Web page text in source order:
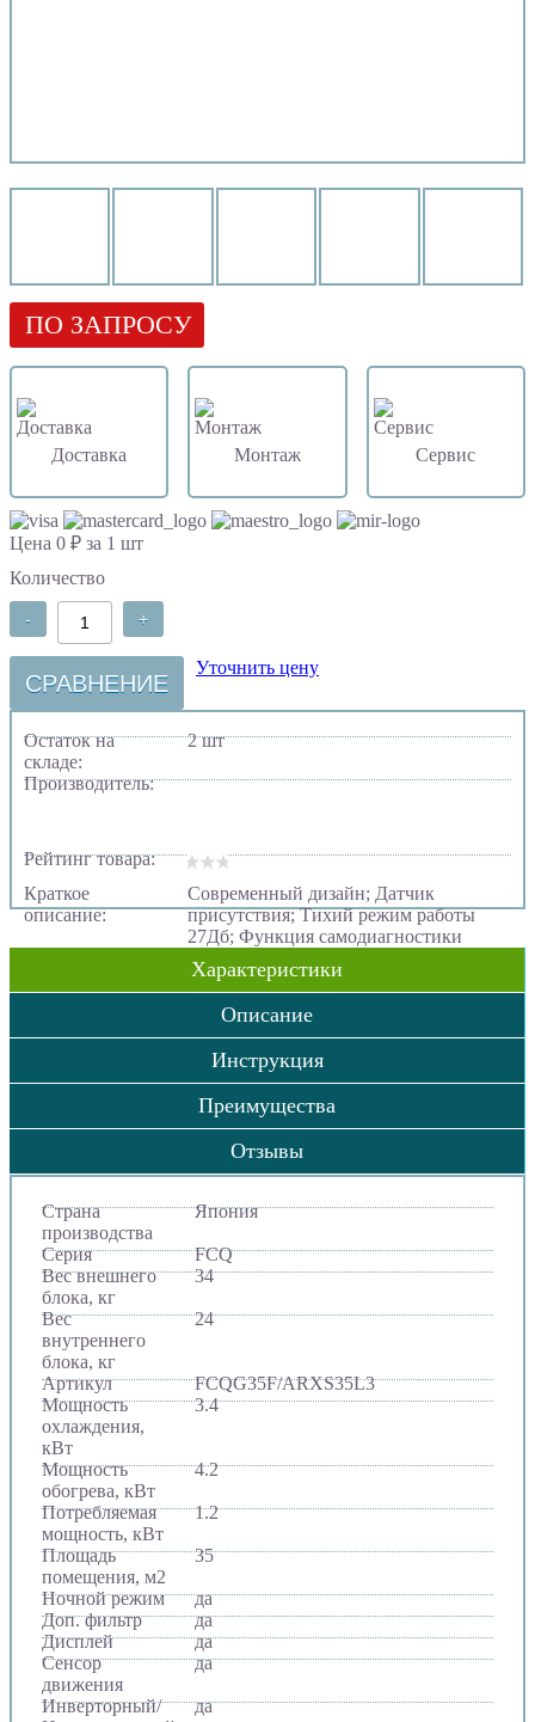
ПО ЗАПРОСУ
Доставка Монтаж Сервис
Цена 0 ₽ за 1 шт
Количество
- +
СРАВНЕНИЕ
Уточнить цену
Остаток на
складе:
2 шт
Производитель:
Рейтинг товара:
Краткое
описание:
Современный дизайн; Датчик
присутствия; Тихий режим работы
27Дб; Функция самодиагностики
Характеристики
Описание
Инструкция
Преимущества
Отзывы
Страна
производства
Япония
Серия
FCQ
Вес внешнего
блока, кг
34
Вес
внутреннего
блока, кг
24
Артикул
FCQG35F/ARXS35L3
Мощность
охлаждения,
кВт
3.4
Мощность
обогрева, кВт
4.2
Потребляемая
мощность, кВт
1.2
Площадь
помещения, м2
35
Ночной режим
да
Доп. фильтр
да
Дисплей
да
Сенсор
движения
да
Инверторный/
да